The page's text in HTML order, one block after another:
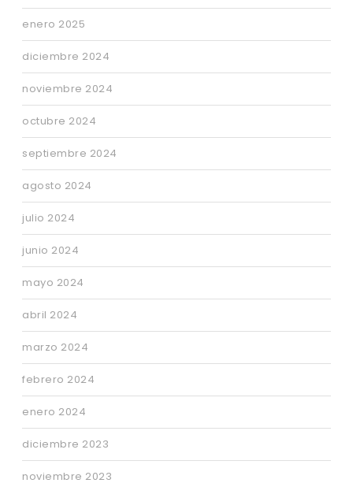
enero 2025
diciembre 2024
noviembre 2024
octubre 2024
septiembre 2024
agosto 2024
julio 2024
junio 2024
mayo 2024
abril 2024
marzo 2024
febrero 2024
enero 2024
diciembre 2023
noviembre 2023